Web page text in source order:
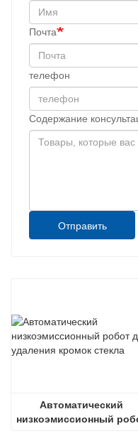
Почта
телефон
Содержание
Отправить
Автоматический
низкоэмиссионный